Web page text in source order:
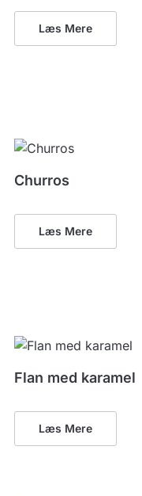
Læs Mere
Churros
Læs Mere
Flan med karamel
Læs Mere